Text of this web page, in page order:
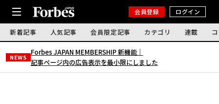
会員登録 ログイン
新着記事 人気記事 会員限定記事 カテゴリ 連載
NEWS
Forbes JAPAN MEMBERSHIP 新機能｜
記事ページ内の広告表示を最小限にしました